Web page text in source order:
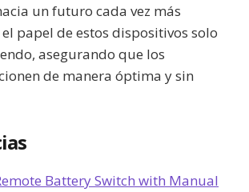
un futuro cada vez más
papel de estos dispositivos solo
asegurando que los
de manera óptima y sin
Battery Switch with Manual